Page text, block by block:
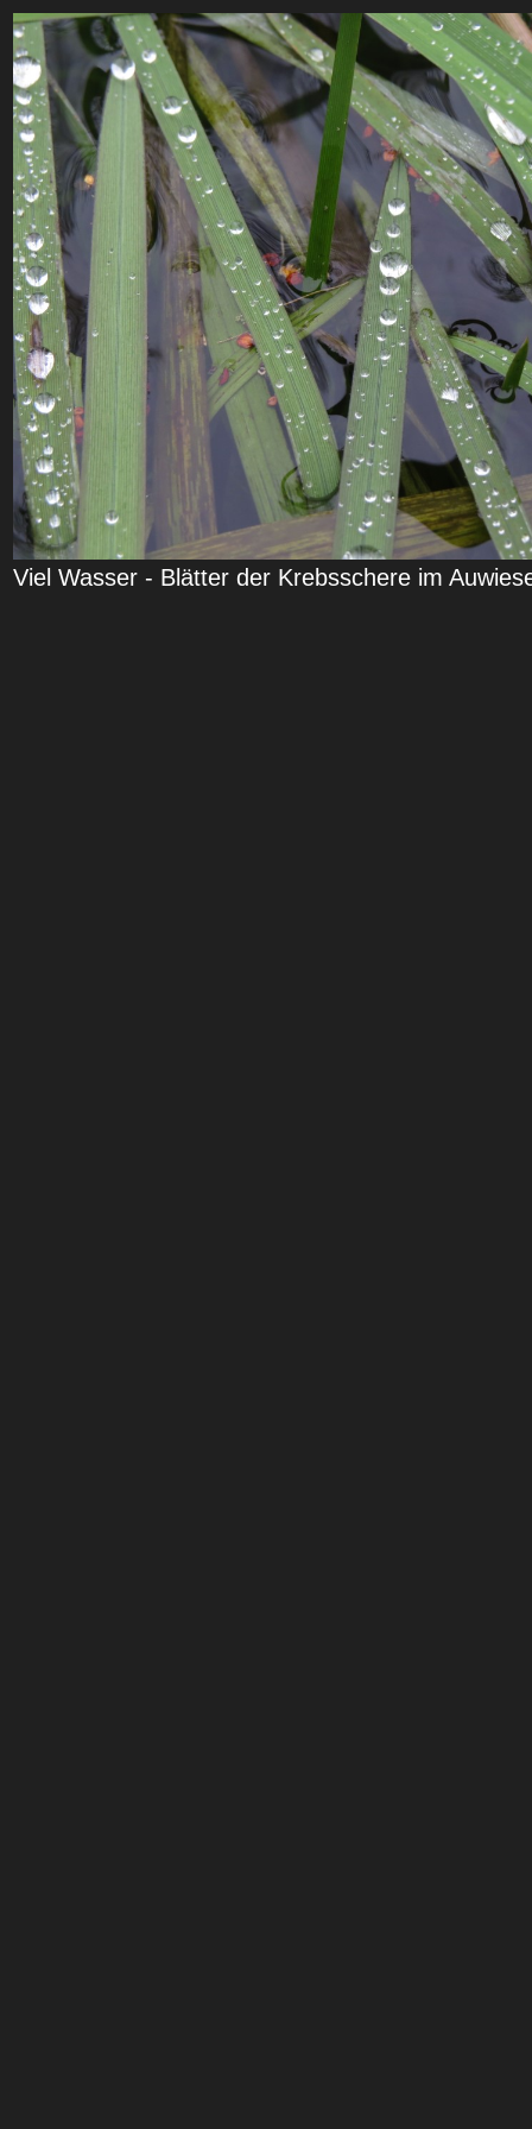
Viel Wasser - Blätter der Krebsschere im